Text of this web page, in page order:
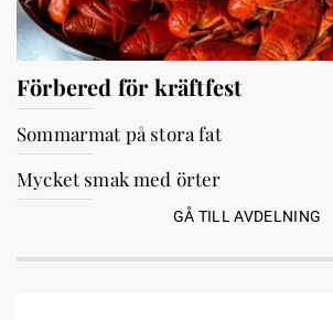
Förbered för kräftfest
Sommarmat på stora fat
Mycket smak med örter
GÅ TILL AVDELNING